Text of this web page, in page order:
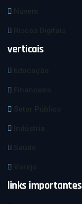
verticais
links importantes